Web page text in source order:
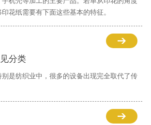
花纸需要有下面这些基本的特征。
分类
是纺织业中，很多的设备出现完全取代了传